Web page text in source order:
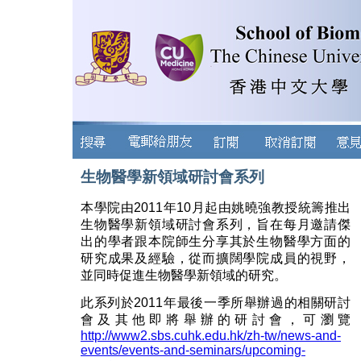
生物醫學新領域研討會系列
本學院由2011年10月起由姚曉強教授統籌推出
生物醫學新領域研討會系列，旨在每月邀請傑
出的學者跟本院師生分享其於生物醫學方面的
研究成果及經驗，從而擴闊學院成員的視野，
並同時促進生物醫學新領域的研究。
此系列於2011年最後一季所舉辦過的相關研討
會及其他即將舉辦的研討會，可瀏覽
http://www2.sbs.cuhk.edu.hk/zh-tw/news-and-
events/events-and-seminars/upcoming-